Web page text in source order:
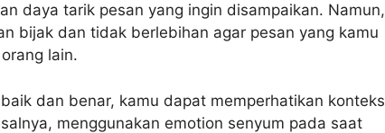
daya tarik pesan yang ingin disampaikan. Namun,
bijak dan tidak berlebihan agar pesan yang kamu
lain.
dan benar, kamu dapat memperhatikan konteks
menggunakan emotion senyum pada saat